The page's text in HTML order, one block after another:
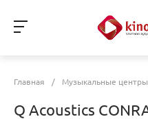
Главная / Музыкальные центры
Q Acoustics